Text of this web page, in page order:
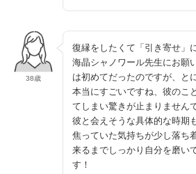
38歳
復縁をしたくて「引き寄せ」
海晶シャノワール先生にお願
は初めてだったのですが、と
本当にすごいですね、彼のこ
てしまい驚きが止まりません
彼と会えそうな具体的な時期
焦っていた気持ちが少し落ち
来るまでしっかり自分を磨い
す！